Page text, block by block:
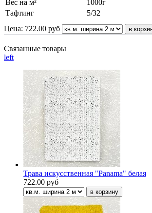
Вес на м²
1000г
Тафтинг
5/32
Цена: 722.00 руб
Связанные товары
left
Трава искусственная "Panama" белая
722.00 руб